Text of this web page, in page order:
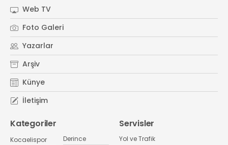
Web TV
Foto Galeri
Yazarlar
Arşiv
Künye
İletişim
Kategoriler
Kocaelispor
Derince
Servisler
Yol ve Trafik